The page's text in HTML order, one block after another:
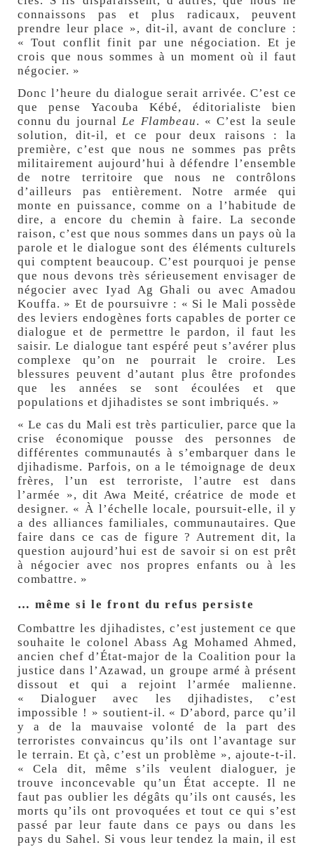
connaissons pas et plus radicaux, peuvent
prendre leur place », dit-il, avant de conclure :
« Tout conflit finit par une négociation. Et je
crois que nous sommes à un moment où il faut
négocier. »
Donc l’heure du dialogue serait arrivée. C’est ce
que pense Yacouba Kébé, éditorialiste bien
connu du journal Le Flambeau. « C’est la seule
solution, dit-il, et ce pour deux raisons : la
première, c’est que nous ne sommes pas prêts
militairement aujourd’hui à défendre l’ensemble
de notre territoire que nous ne contrôlons
d’ailleurs pas entièrement. Notre armée qui
monte en puissance, comme on a l’habitude de
dire, a encore du chemin à faire. La seconde
raison, c’est que nous sommes dans un pays où la
parole et le dialogue sont des éléments culturels
qui comptent beaucoup. C’est pourquoi je pense
que nous devons très sérieusement envisager de
négocier avec Iyad Ag Ghali ou avec Amadou
Kouffa. » Et de poursuivre : « Si le Mali possède
des leviers endogènes forts capables de porter ce
dialogue et de permettre le pardon, il faut les
saisir. Le dialogue tant espéré peut s’avérer plus
complexe qu’on ne pourrait le croire. Les
blessures peuvent d’autant plus être profondes
que les années se sont écoulées et que
populations et djihadistes se sont imbriqués. »
« Le cas du Mali est très particulier, parce que la
crise économique pousse des personnes de
différentes communautés à s’embarquer dans le
djihadisme. Parfois, on a le témoignage de deux
frères, l’un est terroriste, l’autre est dans
l’armée », dit Awa Meité, créatrice de mode et
designer. « À l’échelle locale, poursuit-elle, il y
a des alliances familiales, communautaires. Que
faire dans ce cas de figure ? Autrement dit, la
question aujourd’hui est de savoir si on est prêt
à négocier avec nos propres enfants ou à les
combattre. »
… même si le front du refus persiste
Combattre les djihadistes, c’est justement ce que
souhaite le colonel Abass Ag Mohamed Ahmed,
ancien chef d’État-major de la Coalition pour la
justice dans l’Azawad, un groupe armé à présent
dissout et qui a rejoint l’armée malienne.
« Dialoguer avec les djihadistes, c’est
impossible ! » soutient-il. « D’abord, parce qu’il
y a de la mauvaise volonté de la part des
terroristes convaincus qu’ils ont l’avantage sur
le terrain. Et çà, c’est un problème », ajoute-t-il.
« Cela dit, même s’ils veulent dialoguer, je
trouve inconcevable qu’un État accepte. Il ne
faut pas oublier les dégâts qu’ils ont causés, les
morts qu’ils ont provoquées et tout ce qui s’est
passé par leur faute dans ce pays ou dans les
pays du Sahel. Si vous leur tendez la main, il est